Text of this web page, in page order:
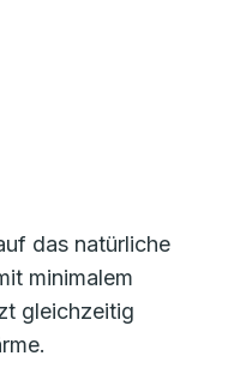
das natürliche
minimalem
gleichzeitig